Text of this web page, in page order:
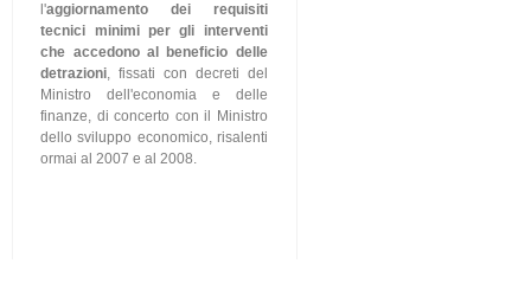
l'aggiornamento dei requisiti
tecnici minimi per gli interventi
che accedono al beneficio delle
detrazioni, fissati con decreti del
Ministro dell'economia e delle
finanze, di concerto con il Ministro
dello sviluppo economico, risalenti
ormai al 2007 e al 2008.